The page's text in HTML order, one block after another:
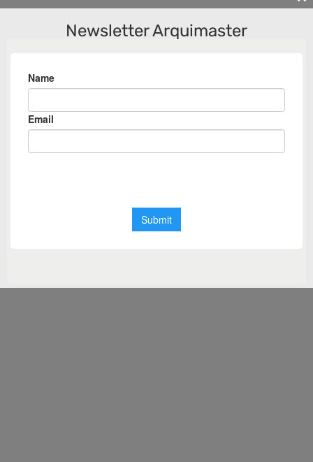
Newsletter Arquimaster